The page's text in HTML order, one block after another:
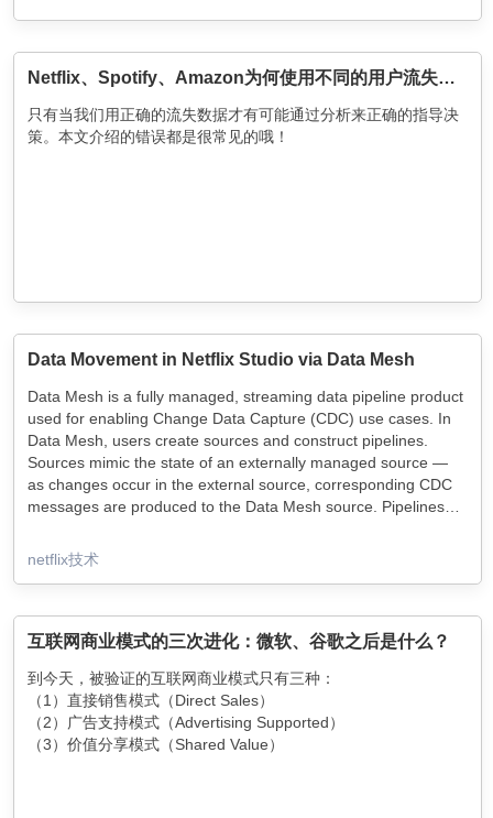
Netflix、Spotify、Amazon为何使用不同的用户流失率计算方法？
只有当我们用正确的流失数据才有可能通过分析来正确的指导决
策。本文介绍的错误都是很常见的哦！​
Data Movement in Netflix Studio via Data Mesh
Data Mesh is a fully managed, streaming data pipeline product
used for enabling Change Data Capture (CDC) use cases. In
Data Mesh, users create sources and construct pipelines.
Sources mimic the state of an externally managed source —
as changes occur in the external source, corresponding CDC
messages are produced to the Data Mesh source. Pipelines
managed sinks.
interface for exploring sources and creating pipelines so that
users can focus on delivering business value without having to
infrastructure.
netflix技术
互联网商业模式的三次进化：微软、谷歌之后是什么？
到今天，被验证的互联网商业模式只有三种：
（1）直接销售模式（Direct Sales）
（2）广告支持模式（Advertising Supported）
（3）价值分享模式（Shared Value）